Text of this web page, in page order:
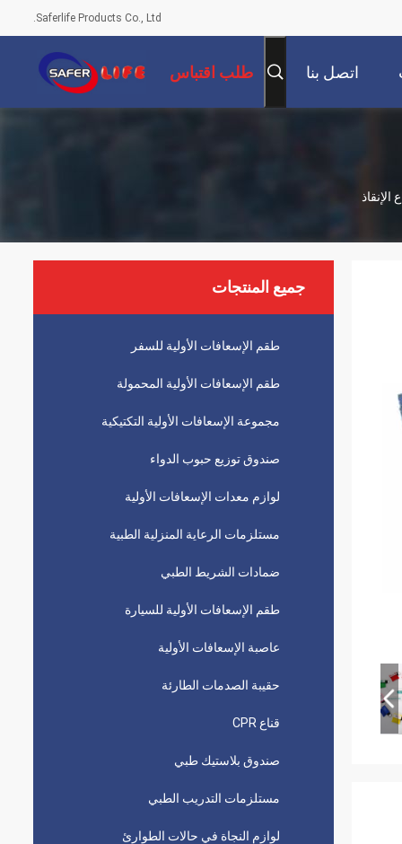
Saferlife Products Co., Ltd.
اتصل بنا طلب اقتباس
جميع المنتجات
طقم الإسعافات الأولية للسفر
طقم الإسعافات الأولية المحمولة
مجموعة الإسعافات الأولية التكتيكية
صندوق توزيع حبوب الدواء
لوازم معدات الإسعافات الأولية
مستلزمات الرعاية المنزلية الطبية
ضمادات الشريط الطبي
طقم الإسعافات الأولية للسيارة
عاصبة الإسعافات الأولية
حقيبة الصدمات الطارئة
قناع CPR
صندوق بلاستيك طبي
مستلزمات التدريب الطبي
لوازم النجاة في حالات الطوارئ